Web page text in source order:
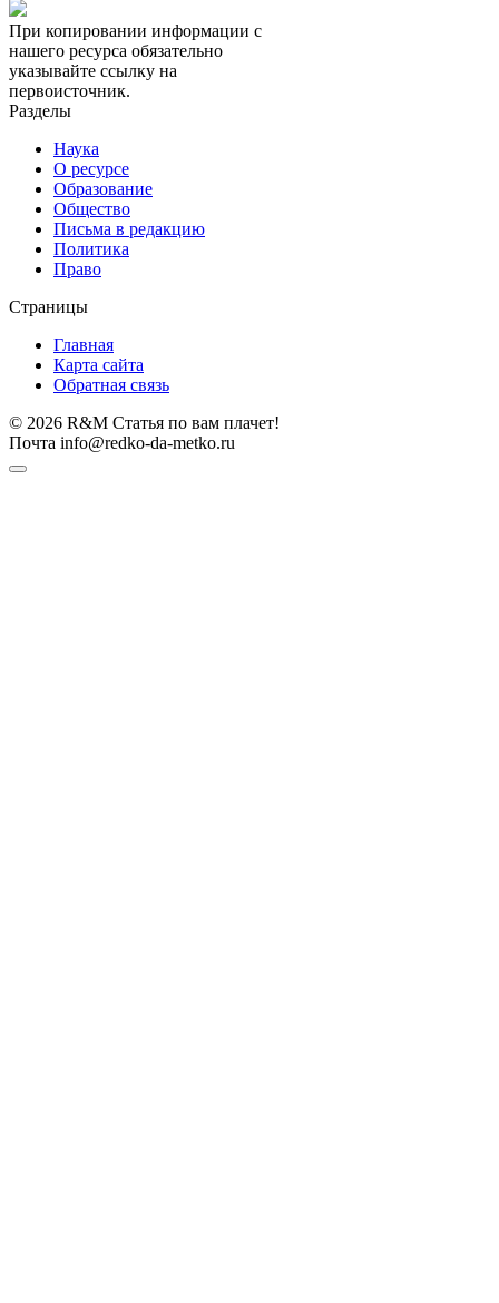
При копировании информации с
нашего ресурса обязательно
указывайте ссылку на
первоисточник.
Разделы
Наука
О ресурсе
Образование
Общество
Письма в редакцию
Политика
Право
Страницы
Главная
Карта сайта
Обратная связь
© 2026 R&M Статья по вам плачет!
Почта info@redko-da-metko.ru